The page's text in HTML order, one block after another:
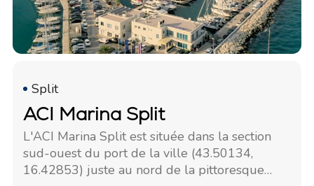
Split
ACI Marina Split
L'ACI Marina Split est située dans la section
sud-ouest du port de la ville (43.50134,
16.42853) juste au nord de la pittoresque